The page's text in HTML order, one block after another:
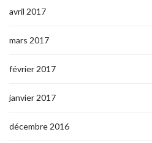
avril 2017
mars 2017
février 2017
janvier 2017
décembre 2016